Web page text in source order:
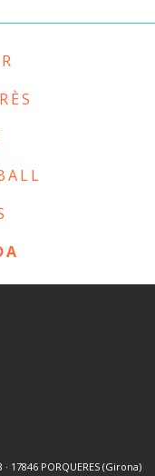
17846 PORQUERES (Girona)